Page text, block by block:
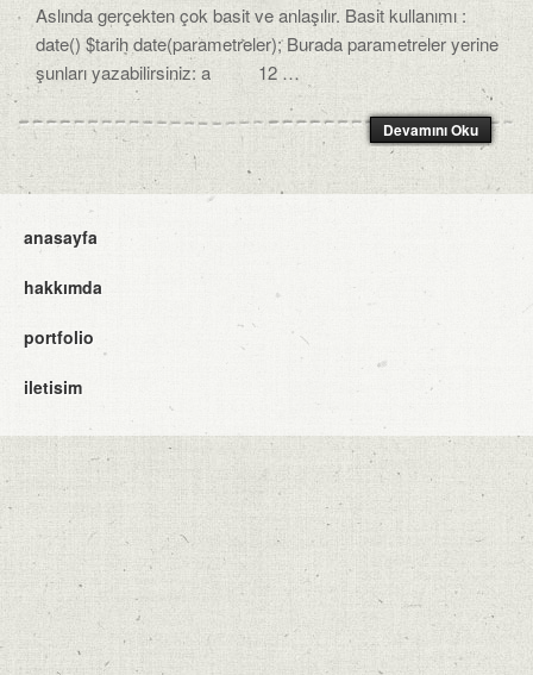
Aslında gerçekten çok basit ve anlaşılır. Basit kullanımı :
date() $tarih date(parametreler); Burada parametreler yerine
şunları yazabilirsiniz: a 12 …
Devamını Oku
anasayfa
hakkımda
portfolio
iletisim